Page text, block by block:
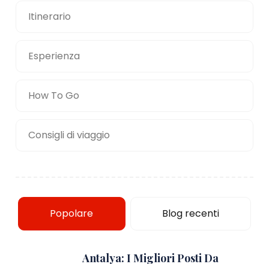
Itinerario
Esperienza
How To Go
Consigli di viaggio
Popolare Blog recenti
Antalya: I Migliori Posti Da